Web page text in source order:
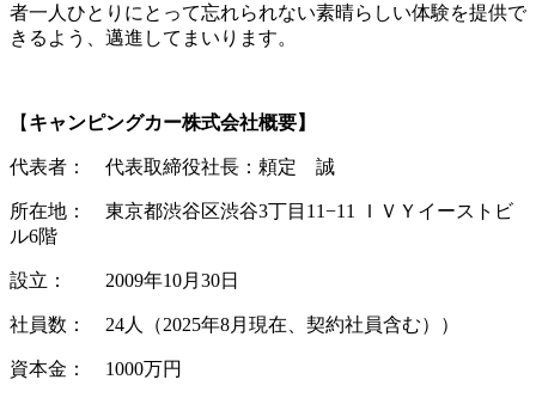
者一人ひとりにとって忘れられない素晴らしい体験を提供で
きるよう、邁進してまいります。
【 キャンピングカー株式会社概要】
代表者： 代表取締役社長：頼定 誠
所在地： 東京都渋谷区渋谷3丁目11−11 ＩＶＹイーストビ
ル6階
設立： 2009年10月30日
社員数： 24人（2025年8月現在、契約社員含む））
資本金： 1000万円